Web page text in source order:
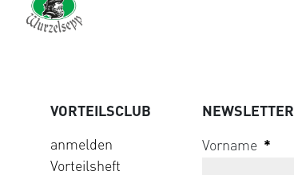
VORTEILSCLUB
anmelden
Vorteilsheft
NEWSLETTER
Vorname *